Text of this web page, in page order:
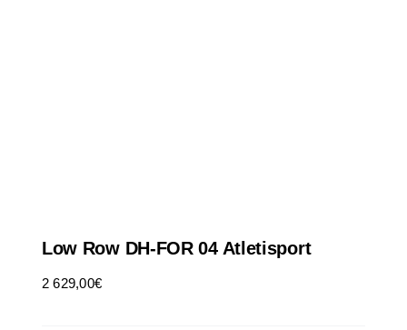
Low Row DH-FOR 04 Atletisport
2 629,00€